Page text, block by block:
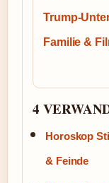
Trump-
Familie &
4
Horoskop
& Feinde